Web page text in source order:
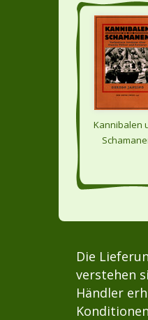
Kannibalen
Die
verstehen
Händler